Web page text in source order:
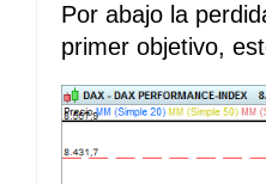
Por abajo la
primer objetivo,